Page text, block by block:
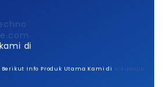
di
Berikut Info Produk Utama Kami di wikipedia